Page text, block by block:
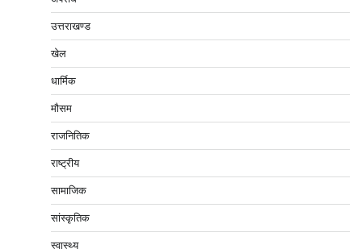
उत्तराखण्ड
खेल
धार्मिक
मौसम
राजनितिक
राष्ट्रीय
सामाजिक
सांस्कृतिक
स्वास्थ्य